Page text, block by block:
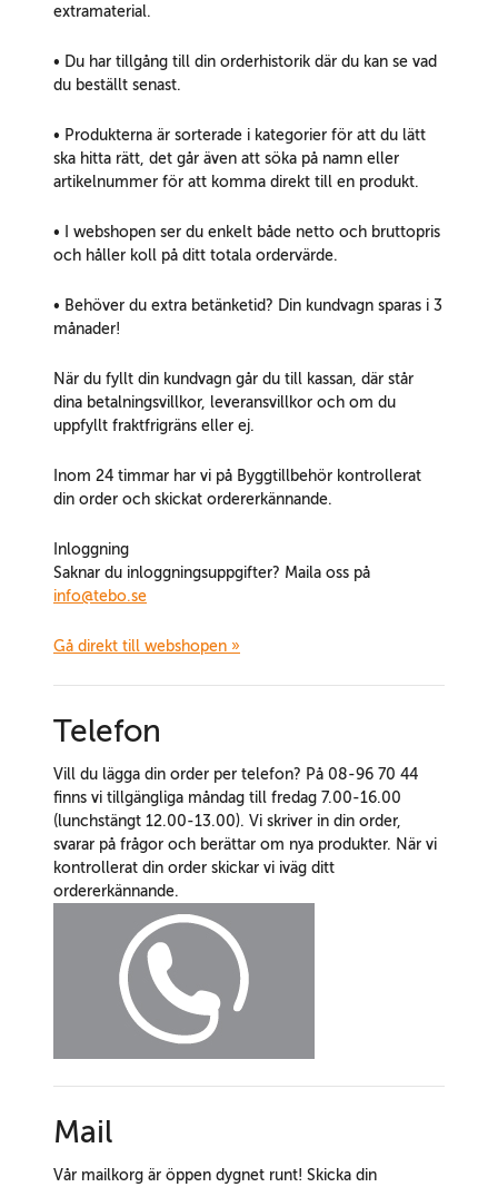
extramaterial.
• Du har tillgång till din orderhistorik där du kan se vad
du beställt senast.
• Produkterna är sorterade i kategorier för att du lätt
ska hitta rätt, det går även att söka på namn eller
artikelnummer för att komma direkt till en produkt.
• I webshopen ser du enkelt både netto och bruttopris
och håller koll på ditt totala ordervärde.
• Behöver du extra betänketid? Din kundvagn sparas i 3
månader!
När du fyllt din kundvagn går du till kassan, där står
dina betalningsvillkor, leveransvillkor och om du
uppfyllt fraktfrigräns eller ej.
Inom 24 timmar har vi på Byggtillbehör kontrollerat
din order och skickat ordererkännande.
Inloggning
Saknar du inloggningsuppgifter? Maila oss på
info@tebo.se
Gå direkt till webshopen »
Telefon
Vill du lägga din order per telefon? På 08-96 70 44
finns vi tillgängliga måndag till fredag 7.00-16.00
(lunchstängt 12.00-13.00). Vi skriver in din order,
svarar på frågor och berättar om nya produkter. När vi
kontrollerat din order skickar vi iväg ditt
ordererkännande.
Mail
Vår mailkorg är öppen dygnet runt! Skicka din